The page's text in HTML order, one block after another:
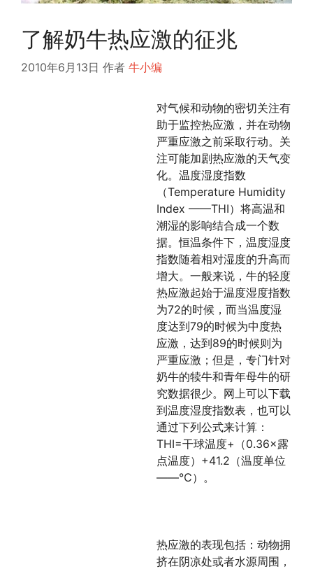
了解奶牛热应激的征兆
2010年6月13日 作者 牛小编
对气候和动物的密切关注有
助于监控热应激，并在动物
严重应激之前采取行动。关
注可能加剧热应激的天气变
化。温度湿度指数
（Temperature Humidity
Index ——THI）将高温和
潮湿的影响结合成一个数
据。恒温条件下，温度湿度
指数随着相对湿度的升高而
增大。一般来说，牛的轻度
热应激起始于温度湿度指数
为72的时候，而当温度湿
度达到79的时候为中度热
应激，达到89的时候则为
严重应激；但是，专门针对
奶牛的犊牛和青年母牛的研
究数据很少。网上可以下载
到温度湿度指数表，也可以
通过下列公式来计算：
THI=干球温度+（0.36×露
点温度）+41.2（温度单位
——℃）。
热应激的表现包括：动物拥
挤在阴凉处或者水源周围，